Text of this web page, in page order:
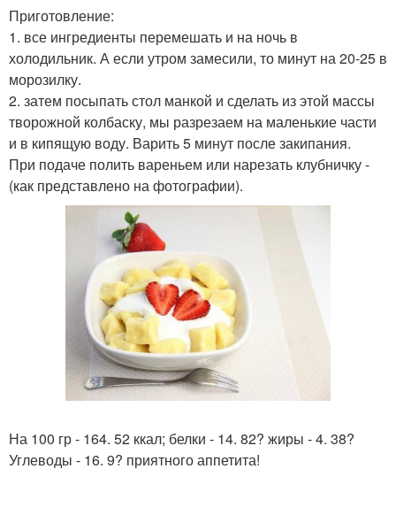
Приготовление:
1. все ингредиенты перемешать и на ночь в
холодильник. А если утром замесили, то минут на 20-25 в
морозилку.
2. затем посыпать стол манкой и сделать из этой массы
творожной колбаску, мы разрезаем на маленькие части
и в кипящую воду. Варить 5 минут после закипания.
При подаче полить вареньем или нарезать клубничку -
(как представлено на фотографии).
На 100 гр - 164. 52 ккал; белки - 14. 82? жиры - 4. 38?
Углеводы - 16. 9? приятного аппетита!